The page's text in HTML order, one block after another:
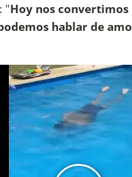
"Hoy nos convertimos
hablar de